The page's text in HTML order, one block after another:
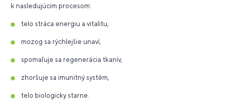
k nasledujúcim procesom:
telo stráca energiu a vitalitu,
mozog sa rýchlejšie unaví,
spomaľuje sa regenerácia tkanív,
zhoršuje sa imunitný systém,
telo biologicky starne.